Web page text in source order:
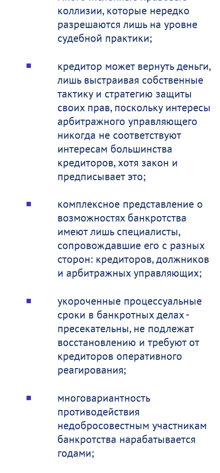
коллизии, которые нередко
разрешаются лишь на уровне
судебной практики;
кредитор может вернуть деньги,
лишь выстраивая собственные
тактику и стратегию защиты
своих прав, поскольку интересы
арбитражного управляющего
никогда не соответствуют
интересам большинства
кредиторов, хотя закон и
предписывает это;
комплексное представление о
возможностях банкротства
имеют лишь специалисты,
сопровождавшие его с разных
сторон: кредиторов, должников
и арбитражных управляющих;
укороченные процессуальные
сроки в банкротных делах -
пресекательны, не подлежат
восстановлению и требуют от
кредиторов оперативного
реагирования;
многовариантность
противодействия
недобросовестным участникам
банкротства нарабатывается
годами;